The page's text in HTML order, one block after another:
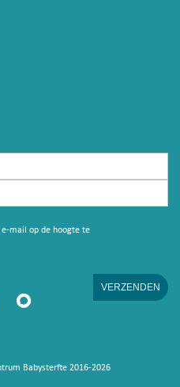
e-mail op de hoogte te
Babysterfte 2016-2026